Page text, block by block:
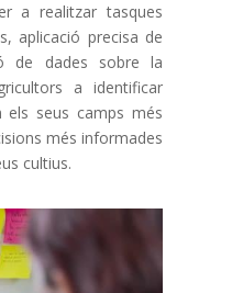
a realitzar tasques
aplicació precisa de
de dades sobre la
a identificar
els seus camps més
més informades
cultius.